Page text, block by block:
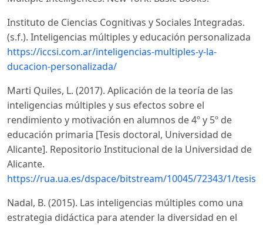
Instituto de Ciencias Cognitivas y Sociales Integradas.
(s.f.). Inteligencias múltiples y educación personalizada
https://iccsi.com.ar/inteligencias-multiples-y-la-
ducacion-personalizada/
Marti Quiles, L. (2017). Aplicación de la teoría de las
inteligencias múltiples y sus efectos sobre el
rendimiento y motivación en alumnos de 4º y 5º de
educación primaria [Tesis doctoral, Universidad de
Alicante]. Repositorio Institucional de la Universidad de
Alicante.
https://rua.ua.es/dspace/bitstream/10045/72343/1/
Nadal, B. (2015). Las inteligencias múltiples como una
estrategia didáctica para atender la diversidad en el